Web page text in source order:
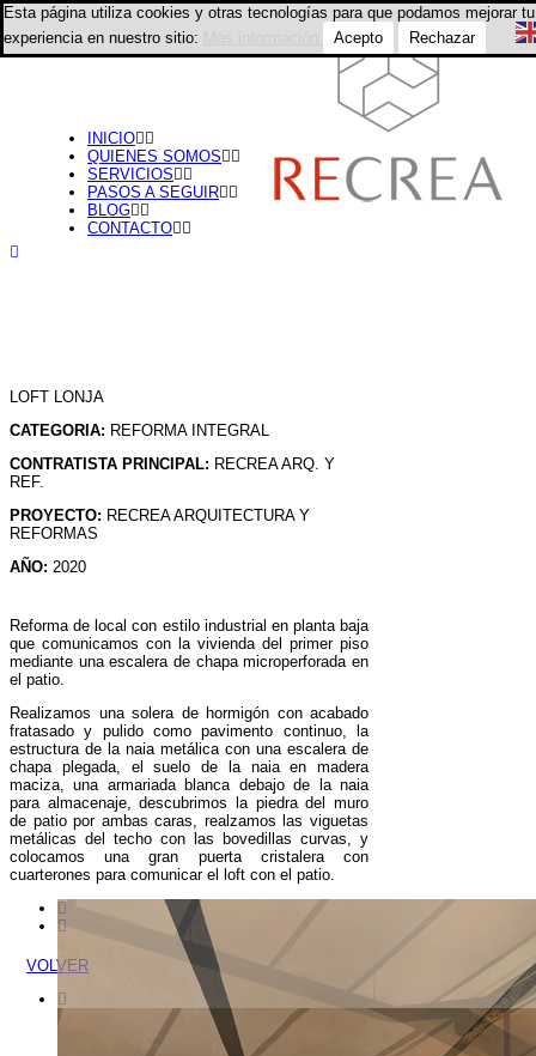
INICIO
QUIENES SOMOS
SERVICIOS
PASOS A SEGUIR
BLOG
CONTACTO
LOFT LONJA
CATEGORIA: REFORMA INTEGRAL
CONTRATISTA PRINCIPAL: RECREA ARQ. Y
REF.
PROYECTO: RECREA ARQUITECTURA Y
REFORMAS
AÑO: 2020
Reforma de local con estilo industrial en planta baja
que comunicamos con la vivienda del primer piso
mediante una escalera de chapa microperforada en
el patio.
Realizamos una solera de hormigón con acabado
fratasado y pulido como pavimento continuo, la
estructura de la naia metálica con una escalera de
chapa plegada, el suelo de la naia en madera
maciza, una armariada blanca debajo de la naia
para almacenaje, descubrimos la piedra del muro
de patio por ambas caras, realzamos las viguetas
metálicas del techo con las bovedillas curvas, y
colocamos una gran puerta cristalera con
cuarterones para comunicar el loft con el patio.
VOLVER
Esta página utiliza cookies y otras tecnologías para que podamos mejorar tu
experiencia en nuestro sitio:
Acepto Rechazar